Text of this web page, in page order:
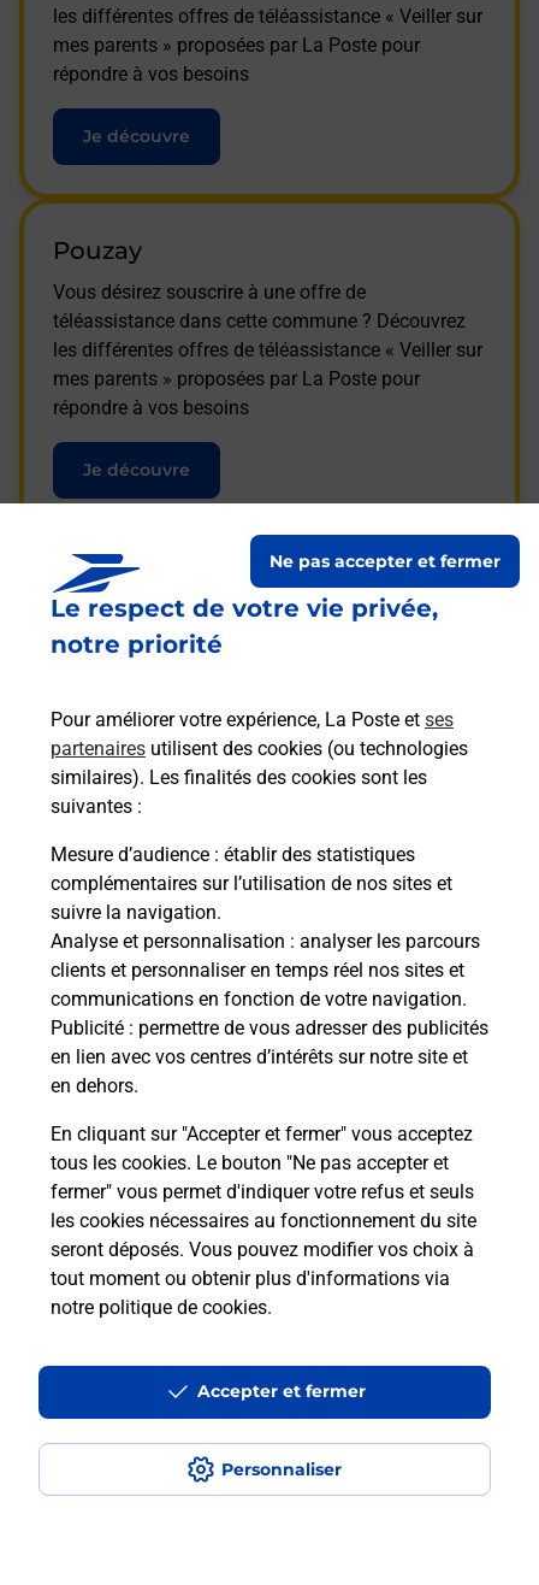
Le respect de votre vie privée,
notre priorité
Pour améliorer votre expérience, La Poste et ses
partenaires utilisent des cookies (ou technologies
similaires). Les finalités des cookies sont les
suivantes :
Mesure d’audience : établir des statistiques
complémentaires sur l’utilisation de nos sites et
suivre la navigation.
Analyse et personnalisation : analyser les parcours
clients et personnaliser en temps réel nos sites et
communications en fonction de votre navigation.
Publicité : permettre de vous adresser des publicités
en lien avec vos centres d’intérêts sur notre site et
en dehors.
En cliquant sur "Accepter et fermer" vous acceptez
tous les cookies. Le bouton "Ne pas accepter et
fermer" vous permet d'indiquer votre refus et seuls
les cookies nécessaires au fonctionnement du site
seront déposés. Vous pouvez modifier vos choix à
tout moment ou obtenir plus d'informations via
notre politique de cookies.
Personnaliser
Ne pas accepter et fermer
Accepter et fermer
les différentes offres de téléassistance « Veiller sur
mes parents » proposées par La Poste pour
répondre à vos besoins
Je découvre
Pouzay
Vous désirez souscrire à une offre de
téléassistance dans cette commune ? Découvrez
les différentes offres de téléassistance « Veiller sur
mes parents » proposées par La Poste pour
répondre à vos besoins
Je découvre
Questions fréquemment
posées
La téléassistance classique avec
médaillon d’alarme qu’est ce que
c’est ?
Comment fonctionne la
téléassistance classique ?
Comment est installée la
téléassistance classique ?
Localiser Liste
Liste - téléassistance
Indre-et-Loire - téléassistance
Richelieu - téléassistance
Accessibilité : partiellement conforme
Conditions contractuelles
Mentions légales